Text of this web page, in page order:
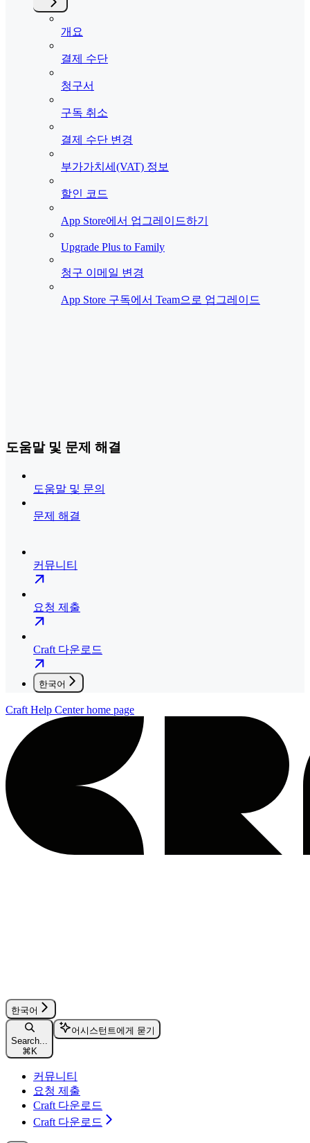
개요
결제 수단
청구서
구독 취소
결제 수단 변경
부가가치세(VAT) 정보
할인 코드
App Store에서 업그레이드하기
Upgrade Plus to Family
청구 이메일 변경
App Store 구독에서 Team으로 업그레이드
도움말 및 문제 해결
도움말 및 문의
문제 해결
커뮤니티
요청 제출
Craft 다운로드
한국어
Craft Help Centerhome page
한국어
Search...
⌘K
어시스턴트에게 묻기
커뮤니티
요청 제출
Craft 다운로드
Craft 다운로드